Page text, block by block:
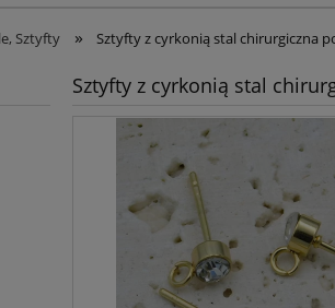
Sztyfty » Sztyfty z cyrkonią stal chirurgiczna
Sztyfty z cyrkonią stal